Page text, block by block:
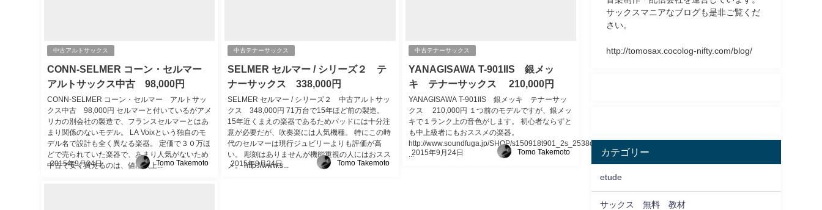
中古アルトサックス
CONN-SELMER コーン・セルマー
アルトサックス中古 98,000円
CONN-SELMER コーン・セルマー アルトサッ
クス中古 98,000円 セルマーと付いているがアメ
リカの別会社の製造で、フランスセルマーとはあ
まり関係のないモデル。 LA Voixという独自のモ
デル名で設計も全く異なる楽器。 定価で３０万ほ
どで売られていた楽器で、あまり人気がないため
中古で安く買えるのは、値段以上...
2015年9月24日 Tomo Takemoto
中古テナーサックス
SELMER セルマー / シリーズ２ テ
ナーサックス 338,000円
SELMER セルマー / シリーズ２ 中古アルトサッ
クス 348,000円 71万台で15年ほど前の製造。
15年近くまえの楽器であるためパッドには十分注
意が必要だが、吹奏楽には人気機種。 特にこの時
代のセルマーは現行ジュビリーよりも評価が高
い。 彫刻はありませんが機能重視の人にはおスス
メ。 http://www.s...
2015年9月24日 Tomo Takemoto
中古テナーサックス
YANAGISAWA T-901IIS 銀メッ
キ テナーサックス 210,000円
YANAGISAWA T-901IIS 銀メッキ テナーサッ
クス 210,000円 １つ前のモデルですが、銀メッ
キで１ランク上の音色がします。 初心者ならずと
も中上級者にもおススメの楽器。
http://www.soundfuga.jp/SHOP/s150918t901_2s_2538o0917.html
...2015年9月24日 Tomo Takemoto
サックスマニアなブログも是非ご覧くだ
さい。
http://tomosax.cocolog-nifty.com/blog/
カテゴリー
etude
サックス 無料 教材